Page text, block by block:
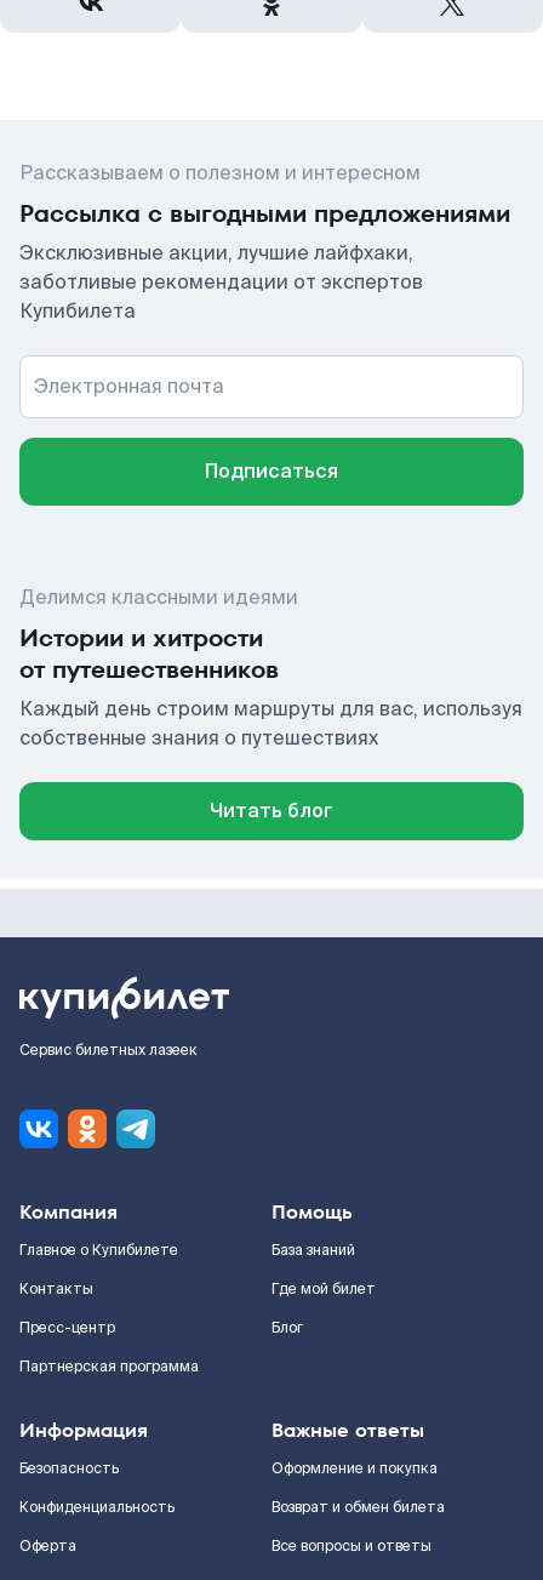
Рассказываем о полезном и интересном
Рассылка с выгодными предложениями
Эксклюзивные акции, лучшие лайфхаки,
заботливые рекомендации от экспертов
Купибилета
Электронная почта
Подписаться
Делимся классными идеями
Истории и хитрости
от путешественников
Каждый день строим маршруты для вас, используя
собственные знания о путешествиях
Читать блог
Сервис билетных лазеек
Компания
Главное о Купибилете
Контакты
Пресс-центр
Партнерская программа
Помощь
База знаний
Где мой билет
Блог
Информация
Безопасность
Конфиденциальность
Оферта
Важные ответы
Оформление и покупка
Возврат и обмен билета
Все вопросы и ответы